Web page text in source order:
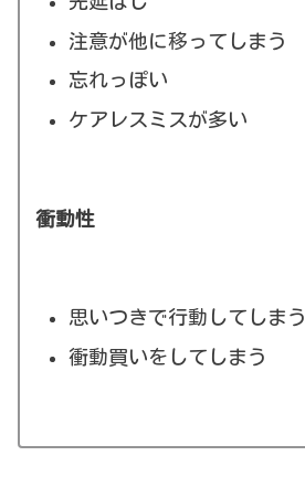
注意が他に移ってしまう
忘れっぽい
ケアレスミスが多い
衝動性
思いつきで行動してしまう
衝動買いをしてしまう